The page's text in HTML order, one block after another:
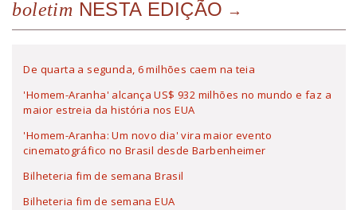
boletim NESTA EDIÇÃO
De quarta a segunda, 6 milhões caem na teia
'Homem-Aranha' alcança US$ 932 milhões no mundo e faz a
maior estreia da história nos EUA
'Homem-Aranha: Um novo dia' vira maior evento
cinematográfico no Brasil desde Barbenheimer
Bilheteria fim de semana Brasil
Bilheteria fim de semana EUA